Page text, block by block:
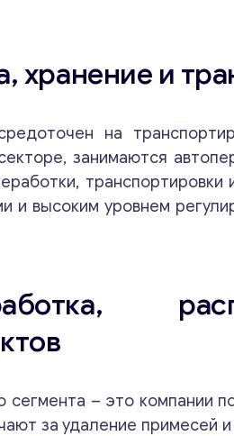
м
м
хранение и
на
занимаются
транспортировки
и высоким уровнем
сегмента – это компании
за удаление примесей